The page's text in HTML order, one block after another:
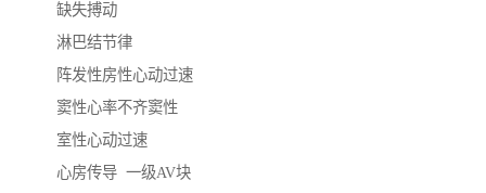
缺失搏动
淋巴结节律
阵发性房性心动过速
窦性心率不齐窦性
室性心动过速
心房传导	一级AV块